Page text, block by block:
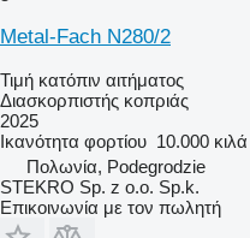
Metal-Fach N280/2
Τιμή κατόπιν αιτήματος
Διασκορπιστής κοπριάς
2025
Ικανότητα φορτίου 10.000 κιλά
Πολωνία, Podegrodzie
STEKRO Sp. z o.o. Sp.k.
Επικοινωνία με τον πωλητή